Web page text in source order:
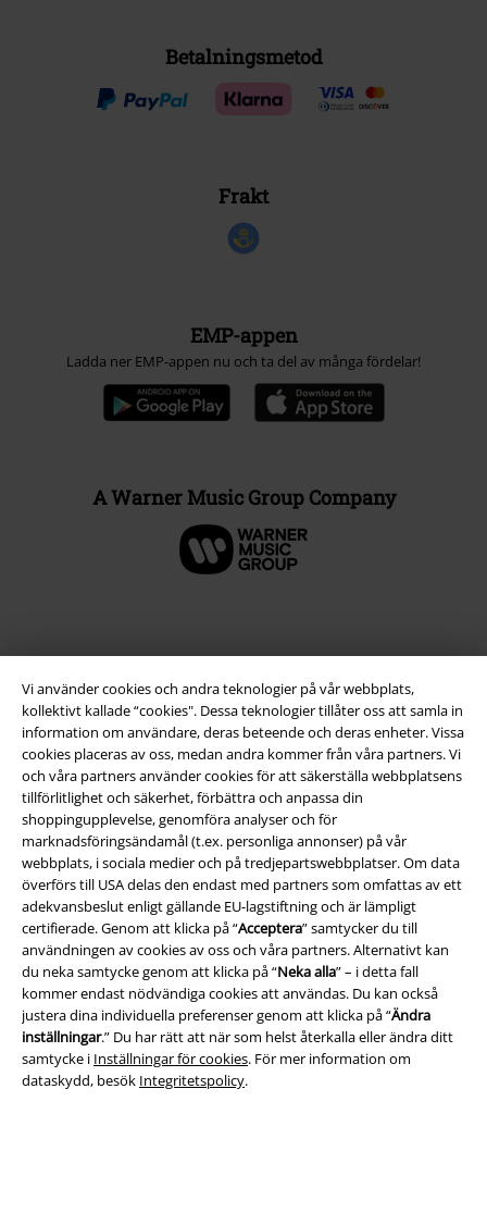
Vi använder cookies och andra teknologier på vår webbplats,
kollektivt kallade “cookies". Dessa teknologier tillåter oss att samla in
information om användare, deras beteende och deras enheter. Vissa
cookies placeras av oss, medan andra kommer från våra partners. Vi
och våra partners använder cookies för att säkerställa webbplatsens
tillförlitlighet och säkerhet, förbättra och anpassa din
shoppingupplevelse, genomföra analyser och för
marknadsföringsändamål (t.ex. personliga annonser) på vår
webbplats, i sociala medier och på tredjepartswebbplatser. Om data
överförs till USA delas den endast med partners som omfattas av ett
adekvansbeslut enligt gällande EU-lagstiftning och är lämpligt
certifierade. Genom att klicka på “Acceptera” samtycker du till
användningen av cookies av oss och våra partners. Alternativt kan
du neka samtycke genom att klicka på “Neka alla” – i detta fall
kommer endast nödvändiga cookies att användas. Du kan också
justera dina individuella preferenser genom att klicka på “Ändra
inställningar.” Du har rätt att när som helst återkalla eller ändra ditt
samtycke i Inställningar för cookies. För mer information om
dataskydd, besök Integritetspolicy.
Betalningsmetod
Frakt
EMP-appen
Ladda ner EMP-appen nu och ta del av många fördelar!
A Warner Music Group Company
Juridisk information/Villkor
Villkor
Om oss
Ladda ner villkoren
Avfallshantering och miljöskydd
Försäkran om överensstämmelse